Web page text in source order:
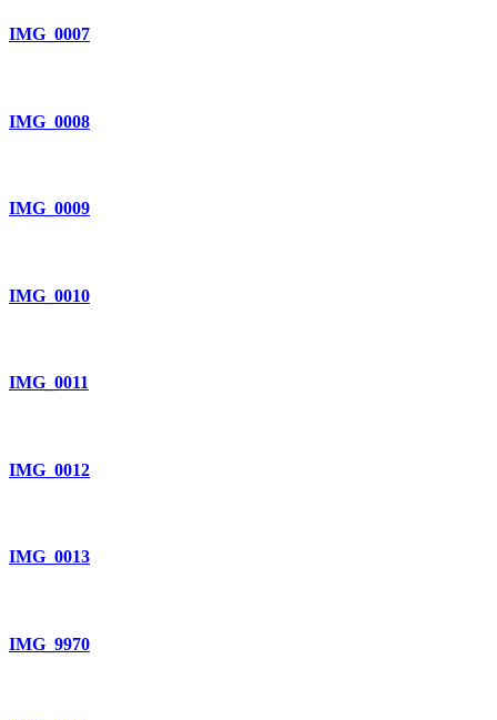
IMG_0007
IMG_0008
IMG_0009
IMG_0010
IMG_0011
IMG_0012
IMG_0013
IMG_9970